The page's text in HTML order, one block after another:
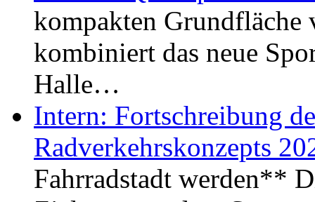
kompakten Grundfläche
kombiniert das neue
Halle…
Intern: Fortschreibung
Radverkehrskonzepts
Fahrradstadt werden**